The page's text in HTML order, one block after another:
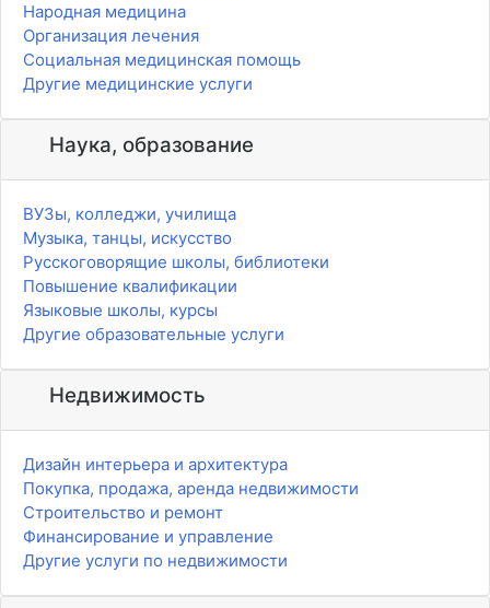
Народная медицина
Организация лечения
Социальная медицинская помощь
Другие медицинские услуги
Наука, образование
ВУЗы, колледжи, училища
Музыка, танцы, искусство
Русскоговорящие школы, библиотеки
Повышение квалификации
Языковые школы, курсы
Другие образовательные услуги
Недвижимость
Дизайн интерьера и архитектура
Покупка, продажа, аренда недвижимости
Строительство и ремонт
Финансирование и управление
Другие услуги по недвижимости